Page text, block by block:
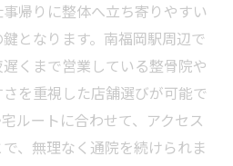
帰りに整体へ立ち寄りやすい
となります。南福岡駅周辺で
くまで営業している整骨院や
を重視した店舗選びが可能で
ルートに合わせて、アクセス
、無理なく通院を続けられま